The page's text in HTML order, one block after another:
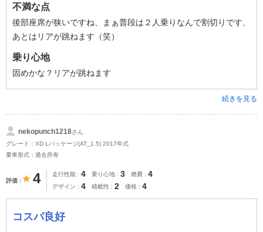
不満な点
後部座席が狭いですね、まぁ普段は２人乗りなんで割切りです、
あとはリアが跳ねます（笑）
乗り心地
固めかな？リアが跳ねます
続きを見る
nekopunch1218さん
グレード：XD Lパッケージ(AT_1.5) 2017年式
乗車形式：過去所有
評価 4 走行性能 4 乗り心地 3 燃費 4
デザイン 4 積載性 2 価格 4
コスパ良好